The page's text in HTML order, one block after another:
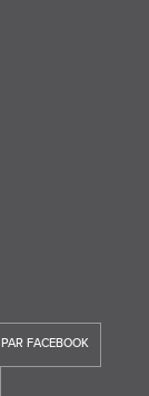
FACEBOOK